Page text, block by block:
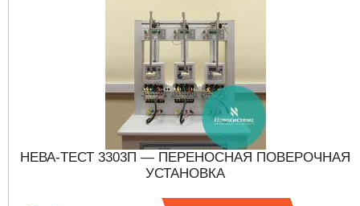
НЕВА-ТЕСТ 3303П — ПЕРЕНОСНАЯ ПОВЕРОЧНАЯ
УСТАНОВКА